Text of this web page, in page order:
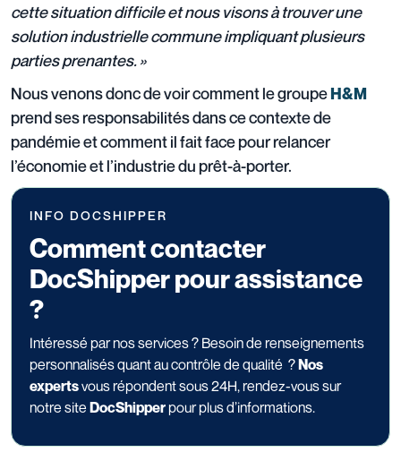
cette situation difficile et nous visons à trouver une
solution industrielle commune impliquant plusieurs
parties prenantes. »
Nous venons donc de voir comment le groupeH&M
prend ses responsabilités dans ce contexte de
pandémie et comment il fait face pour relancer
l’économie et l’industrie du prêt-à-porter.
INFO DOCSHIPPER
Comment contacter
DocShipper pour assistance
?
Intéressé par nos services ? Besoin de renseignements
personnalisés quant au contrôle de qualité ?Nos
expertsvous répondent sous 24H, rendez-vous sur
notre site DocShipperpour plus d’informations.